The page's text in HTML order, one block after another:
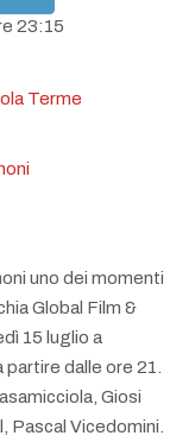
23:15
Terme
uno dei momenti
Global Film &
15 luglio a
dalle ore 21.
Giosi
Pascal Vicedomini.